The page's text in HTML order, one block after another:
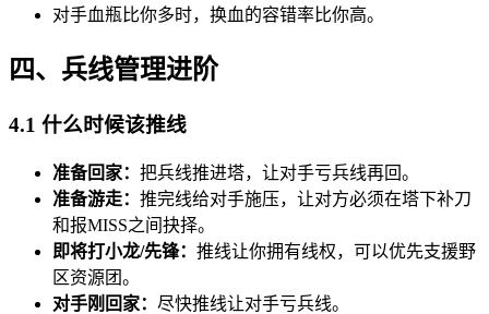
对手血瓶比你多时，换血的容错率比你高。
四、兵线管理进阶
4.1 什么时候该推线
准备回家： 把兵线推进塔，让对手亏兵线再回。
准备游走： 推完线给对手施压，让对方必须在塔下补刀
和报MISS之间抉择。
即将打小龙/先锋： 推线让你拥有线权，可以优先支援野
区资源团。
对手刚回家： 尽快推线让对手亏兵线。